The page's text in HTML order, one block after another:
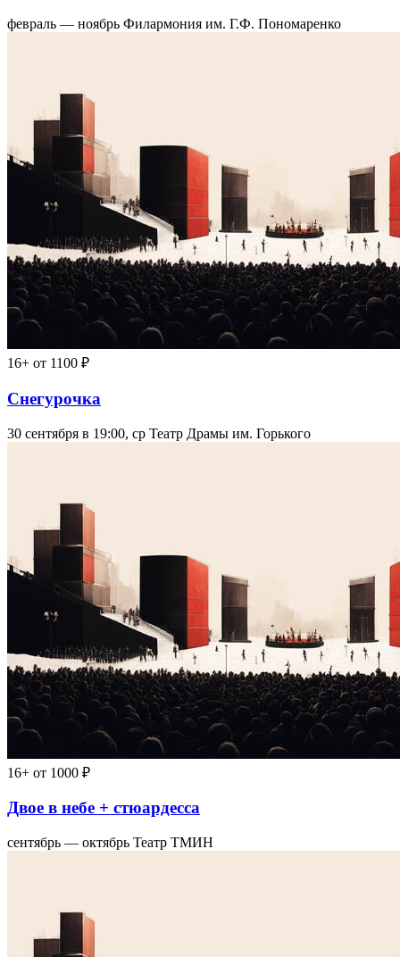
февраль — ноябрь Филармония им. Г.Ф. Пономаренко
16+ от 1100 ₽
Снегурочка
30 сентября в 19:00, ср Театр Драмы им. Горького
16+ от 1000 ₽
Двое в небе + стюардесса
сентябрь — октябрь Театр ТМИН